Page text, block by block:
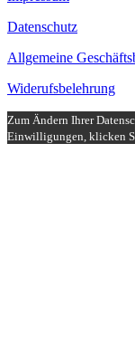
Datenschutz
Allgemeine
Widerufsbelehrung
Zum Ändern Ihrer
Einwilligungen, klicken